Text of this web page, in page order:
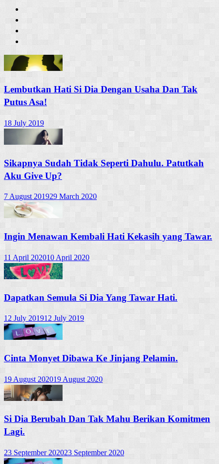
Lembutkan Hati Si Dia Dengan Usaha Dan Tak
Putus Asa!
18 July 2019
Sikapnya Sudah Tidak Seperti Dahulu. Patutkah
Aku Give Up?
7 August 201929 March 2020
Ingin Menawan Kembali Hati Kekasih yang Tawar.
11 April 202010 April 2020
Dapatkan Semula Si Dia Yang Tawar Hati.
12 July 201912 July 2019
Cinta Monyet Dibawa Ke Jinjang Pelamin.
19 August 202019 August 2020
Si Dia Berubah Dan Tak Mahu Berikan Komitmen
Lagi.
23 September 202023 September 2020